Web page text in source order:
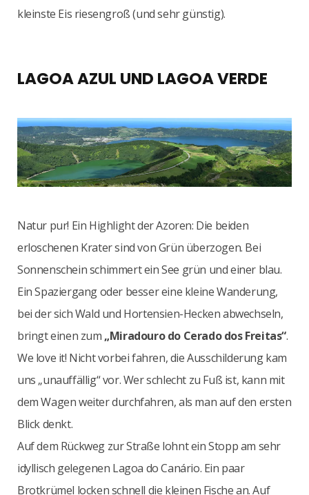
kleinste Eis riesengroß (und sehr günstig).
LAGOA AZUL UND LAGOA VERDE
Natur pur! Ein Highlight der Azoren: Die beiden
erloschenen Krater sind von Grün überzogen. Bei
Sonnenschein schimmert ein See grün und einer blau.
Ein Spaziergang oder besser eine kleine Wanderung,
bei der sich Wald und Hortensien-Hecken abwechseln,
bringt einen zum „Miradouro do Cerado dos Freitas“.
We love it! Nicht vorbei fahren, die Ausschilderung kam
uns „unauffällig“ vor. Wer schlecht zu Fuß ist, kann mit
dem Wagen weiter durchfahren, als man auf den ersten
Blick denkt.
Auf dem Rückweg zur Straße lohnt ein Stopp am sehr
idyllisch gelegenen Lagoa do Canário. Ein paar
Brotkrümel locken schnell die kleinen Fische an. Auf